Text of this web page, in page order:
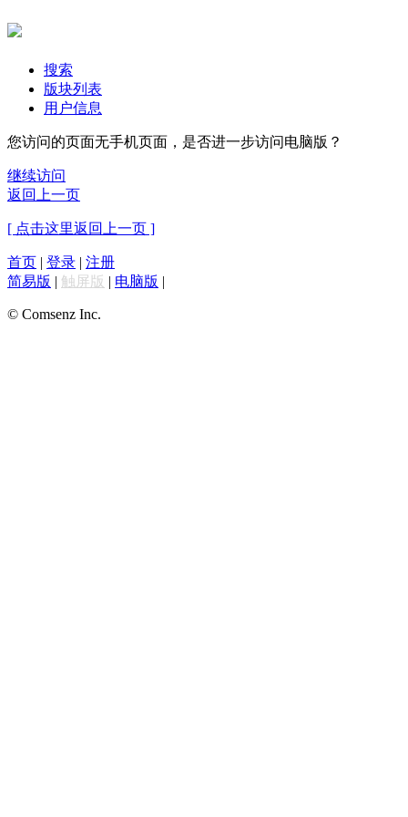
搜索
版块列表
用户信息
您访问的页面无手机页面，是否进一步访问电脑版？
继续访问
返回上一页
[ 点击这里返回上一页 ]
首页 | 登录 | 注册
简易版 | 触屏版 | 电脑版 |
© Comsenz Inc.